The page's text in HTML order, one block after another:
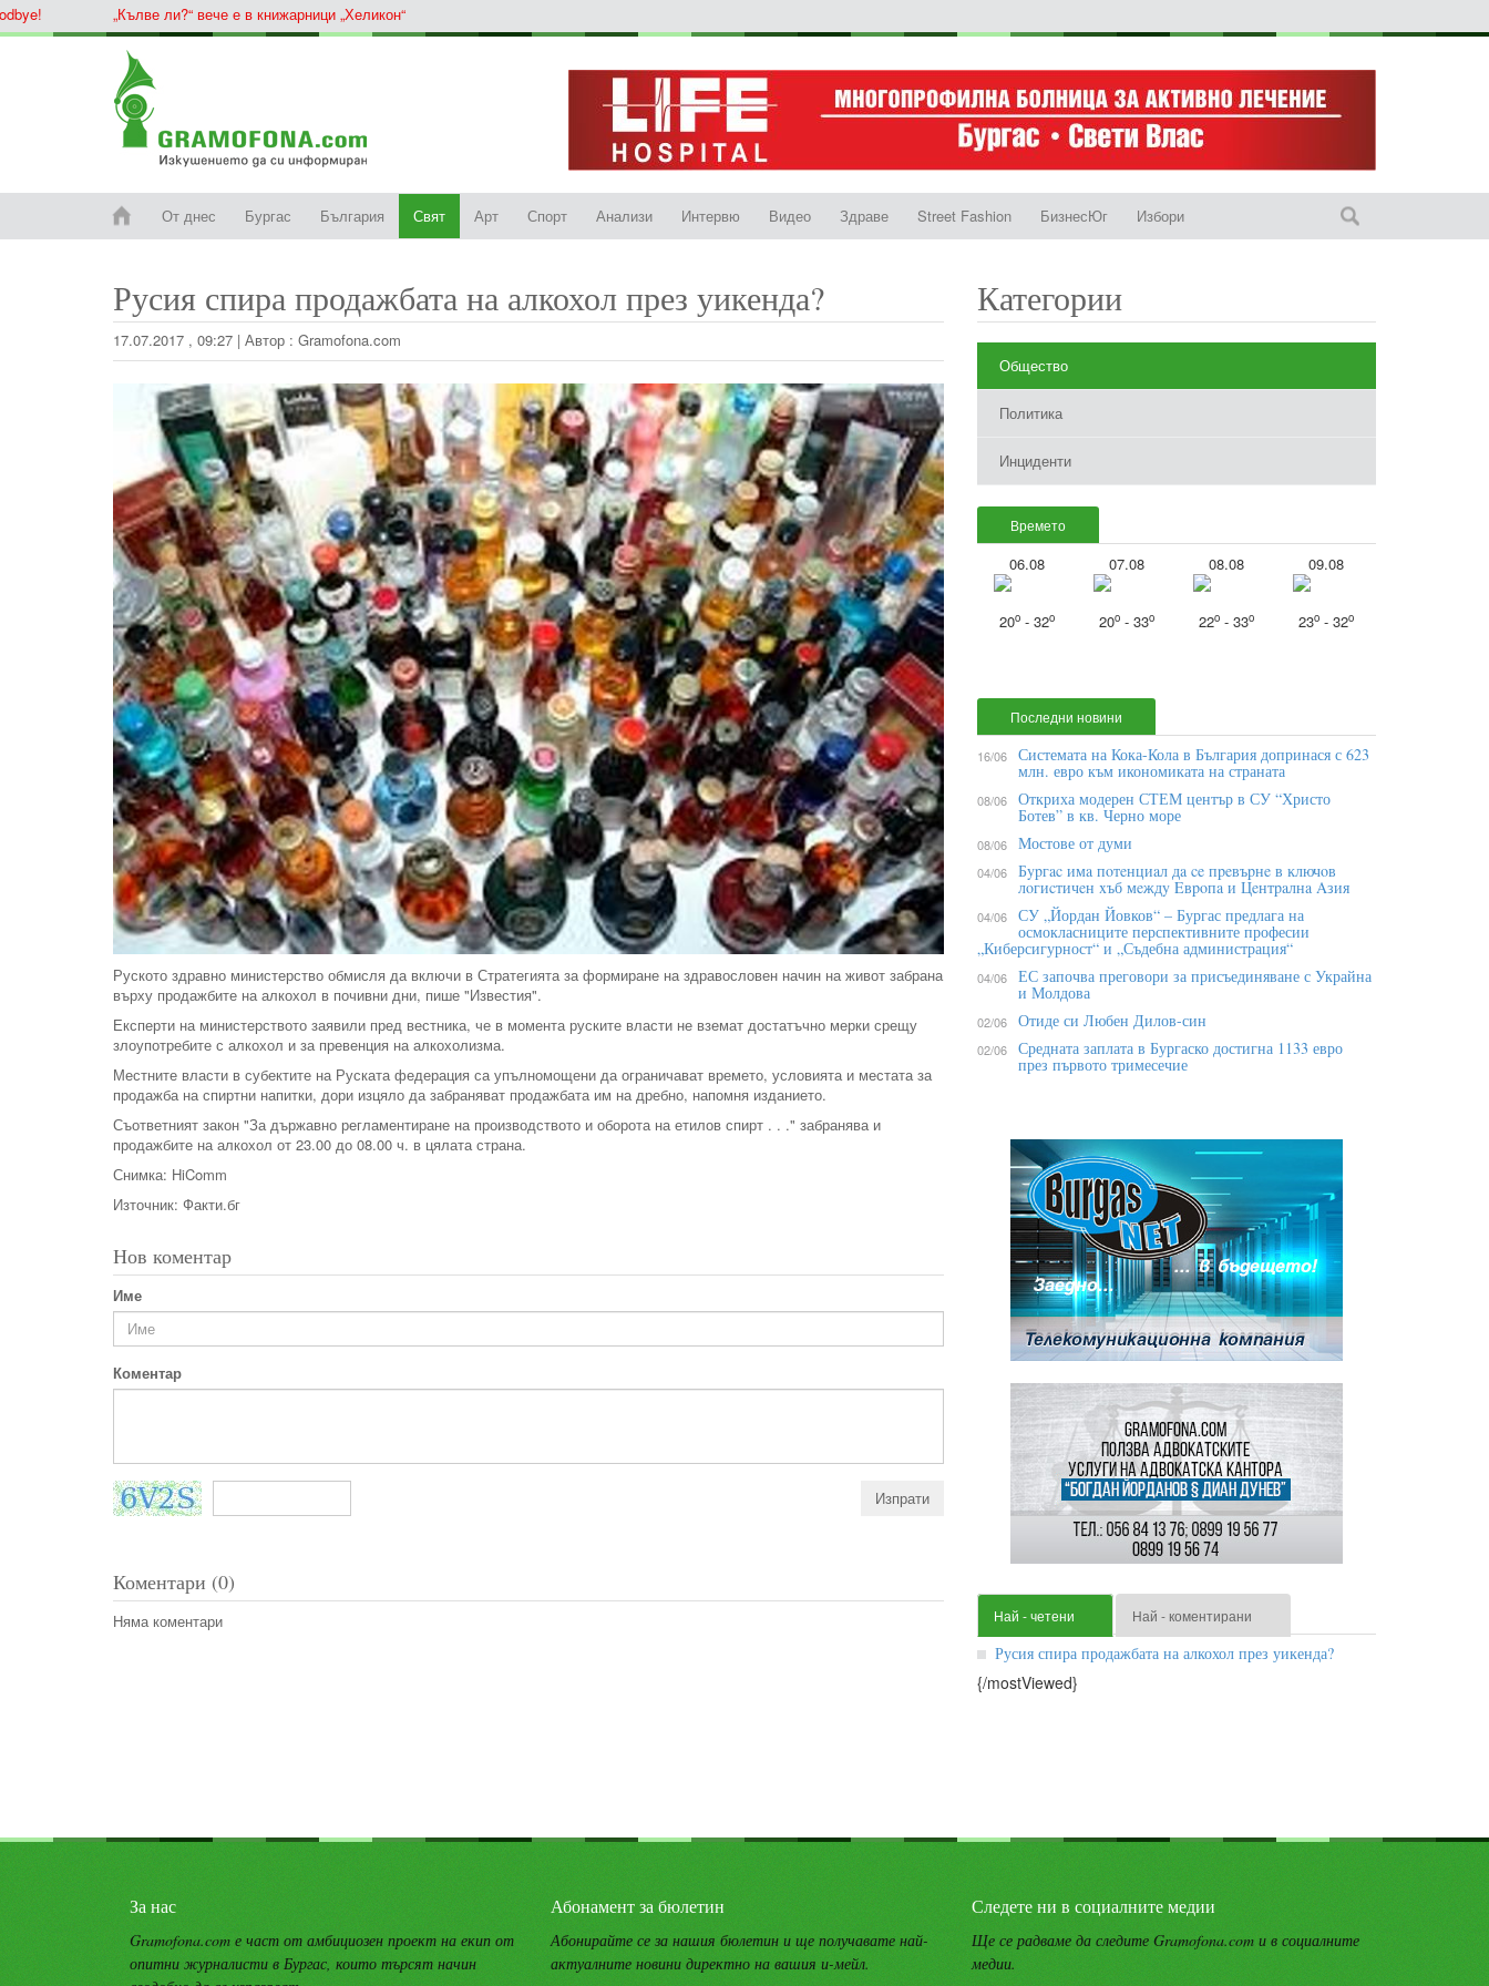
„Кълве ли?“ вече е в книжарници „Хеликон“
От днес Бургас България Свят Арт Спорт Анализи Интервю Видео Здраве Street Fashion БизнесЮг Избори
Русия спира продажбата на алкохол през уикенда?
17.07.2017 , 09:27 | Автор : Gramofona.com
Руското здравно министерство обмисля да включи в Стратегията за формиране на здравословен начин на живот забрана
върху продажбите на алкохол в почивни дни, пише "Известия".
Експерти на министерството заявили пред вестника, че в момента руските власти не вземат достатъчно мерки срещу
злоупотребите с алкохол и за превенция на алкохолизма.
Местните власти в субектите на Руската федерация са упълномощени да ограничават времето, условията и местата за
продажба на спиртни напитки, дори изцяло да забраняват продажбата им на дребно, напомня изданието.
Съответният закон "За държавно регламентиране на производството и оборота на етилов спирт . . ." забранява и
продажбите на алкохол от 23.00 до 08.00 ч. в цялата страна.
Снимка: HiComm
Източник: Факти.бг
Нов коментар
Име
Коментар
Коментари (0)
Няма коментари
Категории
Общество
Политика
Инциденти
Времето
06.08
20o - 32o
07.08
20o - 33o
08.08
22o - 33o
09.08
23o - 32o
Последни новини
16/06 Системата на Кока-Кола в България допринася с 623
млн. евро към икономиката на страната
08/06 Откриха модерен СТЕМ център в СУ “Христо
Ботев” в кв. Черно море
08/06 Мостове от думи
04/06 Бypгac имa пoтeнциaл дa ce пpeвъpнe в ĸлючoв
лoгиcтичeн xъб мeждy Eвpoпa и Цeнтpaлнa Aзия
04/06 СУ „Йордан Йовков“ – Бургас предлага на
осмокласниците перспективните професии
„Киберсигурност“ и „Съдебна администрация“
04/06 ЕС започва преговори за присъединяване с Украйна
и Молдова
02/06 Отиде си Любен Дилов-син
02/06 Средната заплата в Бургаско достигна 1133 евро
през първото тримесечие
Най - четени Най - коментирани
Русия спира продажбата на алкохол през уикенда?
{/mostViewed}
За нас
Gramofona.com е част от амбициозен проект на екип от
опитни журналисти в Бургас, които търсят начин
Абонамент за бюлетин
Абонирайте се за нашия бюлетин и ще получавате най-
актуалните новини директно на вашия и-мейл.
Следете ни в социалните медии
Ще се радваме да следите Gramofona.com и в социалните
медии.